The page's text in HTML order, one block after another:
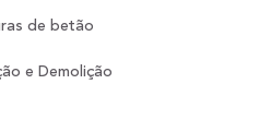
de betão
e Demolição